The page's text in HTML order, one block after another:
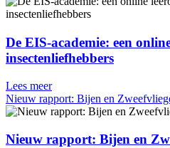
De EIS-academie: een
insectenliefhebbers
Lees meer
Nieuw rapport: Bijen en
Nieuw rapport: Bijen en